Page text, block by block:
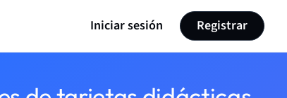
Iniciar sesión Registrar